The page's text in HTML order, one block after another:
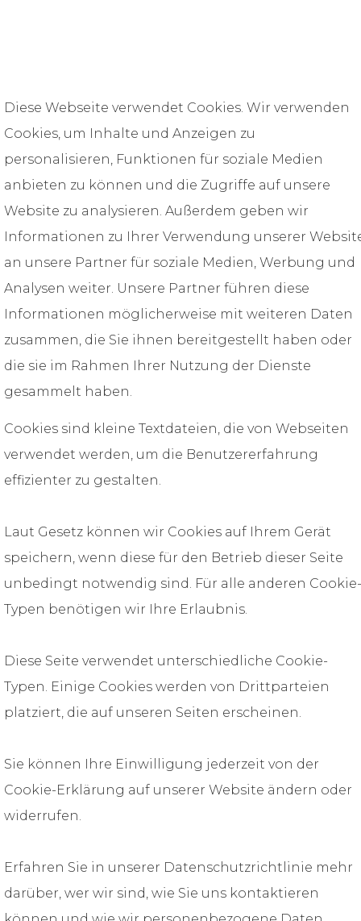
Diese Webseite verwendet Cookies. Wir verwenden
Cookies, um Inhalte und Anzeigen zu
personalisieren, Funktionen für soziale Medien
anbieten zu können und die Zugriffe auf unsere
Website zu analysieren. Außerdem geben wir
Informationen zu Ihrer Verwendung unserer
an unsere Partner für soziale Medien, Werbung und
Analysen weiter. Unsere Partner führen diese
Informationen möglicherweise mit weiteren Daten
zusammen, die Sie ihnen bereitgestellt haben oder
die sie im Rahmen Ihrer Nutzung der Dienste
gesammelt haben.
Cookies sind kleine Textdateien, die von Webseiten
verwendet werden, um die Benutzererfahrung
effizienter zu gestalten.
Laut Gesetz können wir Cookies auf Ihrem Gerät
speichern, wenn diese für den Betrieb dieser Seite
unbedingt notwendig sind. Für alle anderen Cookie-
Typen benötigen wir Ihre Erlaubnis.
Diese Seite verwendet unterschiedliche Cookie-
Typen. Einige Cookies werden von Drittparteien
platziert, die auf unseren Seiten erscheinen.
Sie können Ihre Einwilligung jederzeit von der
Cookie-Erklärung auf unserer Website ändern oder
widerrufen.
Erfahren Sie in unserer Datenschutzrichtlinie mehr
darüber, wer wir sind, wie Sie uns kontaktieren